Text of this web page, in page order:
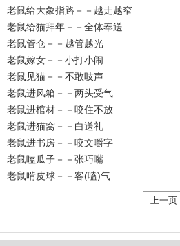
老鼠给大象指路－－越走越窄
老鼠给猫拜年－－全体奉送
老鼠管仓－－越管越光
老鼠嫁女－－小打小闹
老鼠见猫－－不敢吱声
老鼠进风箱－－两头受气
老鼠进棺材－－咬住不放
老鼠进猫窝－－白送礼
老鼠进书房－－咬文嚼字
老鼠嗑瓜子－－张巧嘴
老鼠啃皮球－－客(嗑)气
上一页